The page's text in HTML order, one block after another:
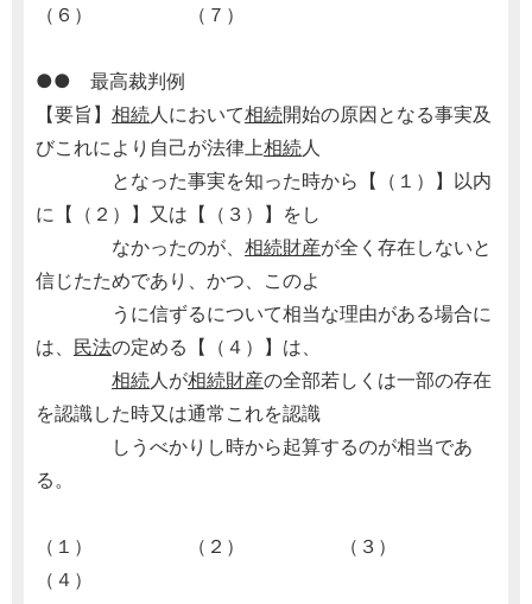
（６） （７）
●● 最高裁判例
【要旨】 相続人において相続開始の原因となる事実及
びこれにより自己が法律上相続人
となった事実を知った時から【（１）】以内
に【（２）】又は【（３）】をし
なかったのが、 相続財産が全く存在しないと
信じたためであり、かつ、このよ
うに信ずるについて相当な理由がある場合に
は、 民法の定める【（４）】は、
相続人が相続財産の全部若しくは一部の存在
を認識した時又は通常これを認識
しうべかりし時から起算するのが相当であ
る。
（１） （２） （３）
（４）